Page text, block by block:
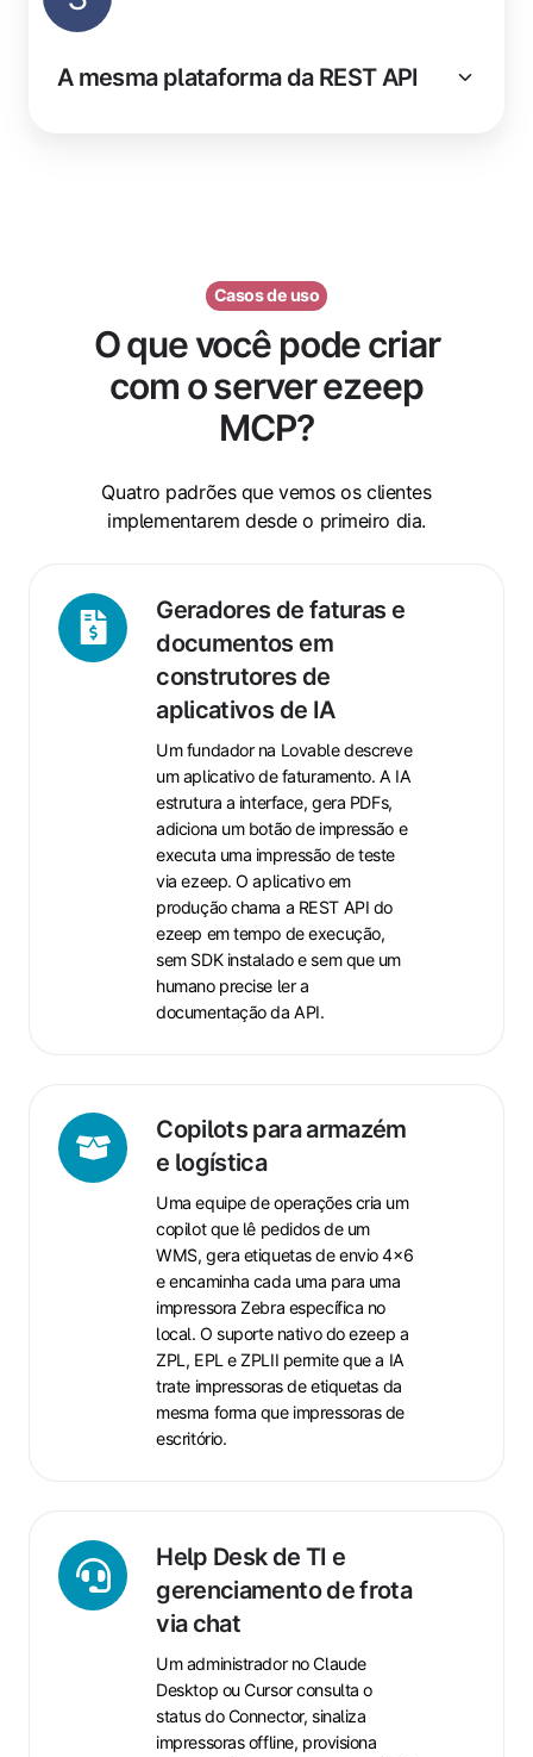
A mesma plataforma da REST API
Casos de uso
O que você pode criar
com o server ezeep
MCP?
Quatro padrões que vemos os clientes
implementarem desde o primeiro dia.
Geradores de faturas e
documentos em
construtores de
aplicativos de IA
Um fundador na Lovable descreve
um aplicativo de faturamento. A IA
estrutura a interface, gera PDFs,
adiciona um botão de impressão e
executa uma impressão de teste
via ezeep. O aplicativo em
produção chama a REST API do
ezeep em tempo de execução,
sem SDK instalado e sem que um
humano precise ler a
documentação da API.
Geradores
de
faturas
documentos
construtores
Copilots para armazém
e logística
Uma equipe de operações cria um
copilot que lê pedidos de um
WMS, gera etiquetas de envio 4x6
e encaminha cada uma para uma
impressora Zebra específica no
local. O suporte nativo do ezeep a
ZPL, EPL e ZPLII permite que a IA
trate impressoras de etiquetas da
mesma forma que impressoras de
escritório.
Copilots
para
armazém
Help Desk de TI e
gerenciamento de frota
via chat
Um administrador no Claude
Desktop ou Cursor consulta o
status do Connector, sinaliza
impressoras offline, provisiona
Help
Desk
de
gerenciamento